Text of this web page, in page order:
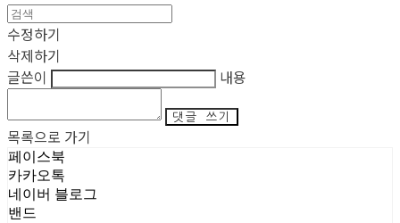
수정하기
삭제하기
글쓴이
내용
댓글 쓰기
목록으로 가기
페이스북
카카오톡
네이버 블로그
밴드